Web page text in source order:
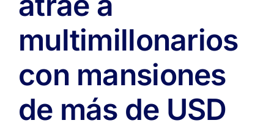
multimillonarios
con mansiones
de más de USD